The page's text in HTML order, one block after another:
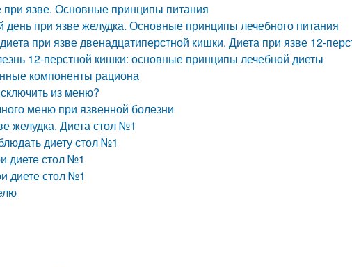
при язве. Основные принципы питания
при язве желудка. Основные принципы лечебного питания
при язве двенадцатиперстной кишки. Диета при язве 12-
12-перстной кишки: основные принципы лечебной диеты
компоненты рациона
из меню?
меню при язвенной болезни
желудка. Диета стол №1
диету стол №1
диете стол №1
диете стол №1